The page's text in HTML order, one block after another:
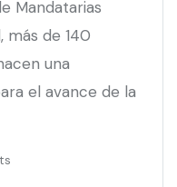
Mandatarias
más de 140
una
el avance de la